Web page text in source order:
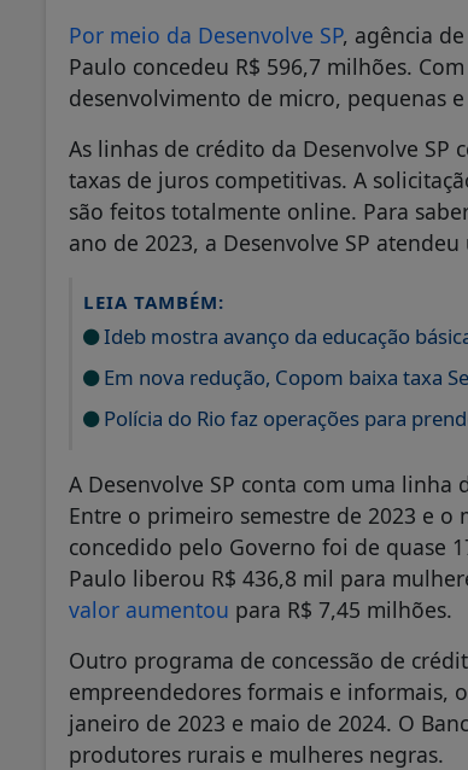
Por meio da Desenvolve SP, agência
Paulo concedeu R$ 596,7 milhões.
desenvolvimento de micro, pequenas
As linhas de crédito da Desenvolve SP
taxas de juros competitivas. A
são feitos totalmente online. Para
ano de 2023, a Desenvolve SP
LEIA TAMBÉM:
Ideb mostra avanço da educação
Em nova redução, Copom baixa taxa
Polícia do Rio faz operações para
A Desenvolve SP conta com uma linha
Entre o primeiro semestre de 2023 e
concedido pelo Governo foi de quase
Paulo liberou R$ 436,8 mil para
valor aumentou para R$ 7,45 milhões.
Outro programa de concessão de
empreendedores formais e informais,
janeiro de 2023 e maio de 2024. O
produtores rurais e mulheres negras.